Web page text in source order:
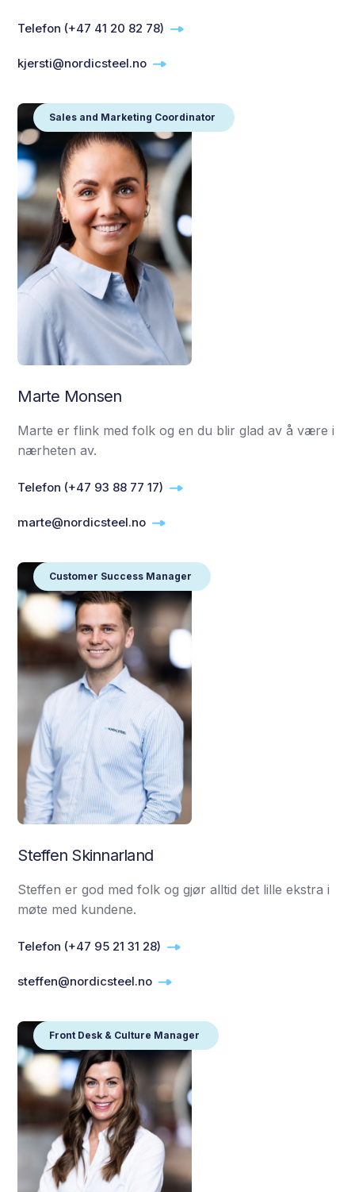
Telefon (+47 41 20 82 78)
kjersti@nordicsteel.no
Sales and Marketing Coordinator
Marte Monsen
Marte er flink med folk og en du blir glad av å være i
nærheten av.
Telefon (+47 93 88 77 17)
marte@nordicsteel.no
Customer Success Manager
Steffen Skinnarland
Steffen er god med folk og gjør alltid det lille ekstra i
møte med kundene.
Telefon (+47 95 21 31 28)
steffen@nordicsteel.no
Front Desk & Culture Manager